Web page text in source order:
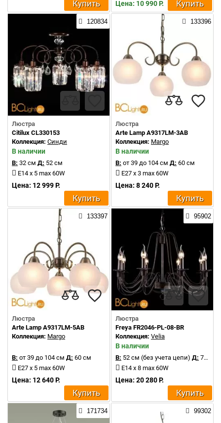
Купить Цена: 10 990 Р. Купить
120834
Люстра
Citilux CL330153
Коллекция: Синди
В наличии
В: 32 см Д: 52 см
E14 x 5 max 60W
Цена: 12 999 Р.
Купить
133396
Люстра
Arte Lamp A9317LM-3AB
Коллекция: Margo
В наличии
В: от 39 до 104 см Д: 60 см
E27 x 3 max 60W
Цена: 8 240 Р.
Купить
133397
Люстра
Arte Lamp A9317LM-5AB
Коллекция: Margo
В: от 39 до 104 см Д: 60 см
E27 x 5 max 60W
Цена: 12 640 Р.
Купить
95902
Люстра
Freya FR2046-PL-08-BR
Коллекция: Velia
В наличии
В: 52 см (без учета цепи) Д: 72 см
E14 x 8 max 60W
Цена: 20 280 Р.
Купить
171734 99302